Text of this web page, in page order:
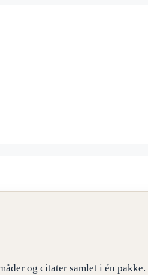
og citater samlet i én pakke.